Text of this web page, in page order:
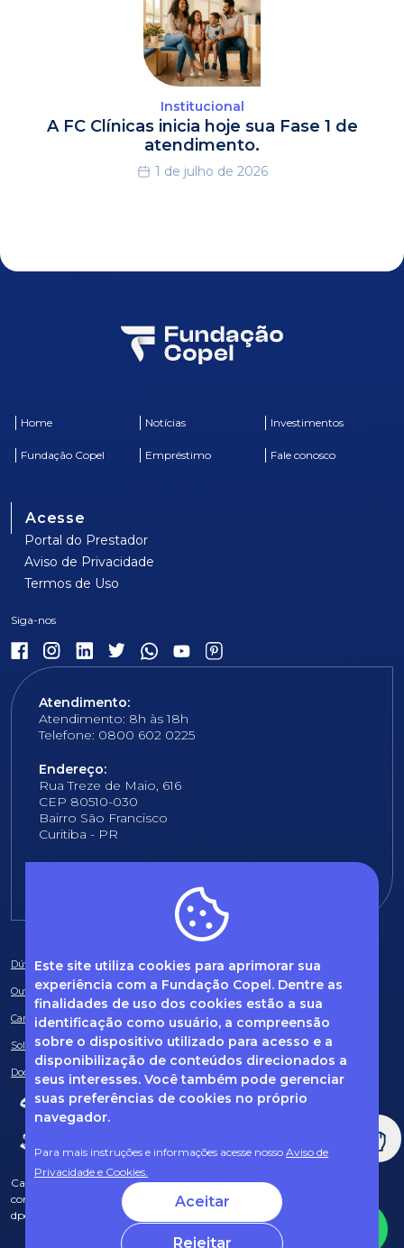
Este site utiliza cookies para aprimorar sua
experiência com a Fundação Copel. Dentre as
finalidades de uso dos cookies estão a sua
identificação como usuário, a compreensão
sobre o dispositivo utilizado para acesso e a
disponibilização de conteúdos direcionados a
seus interesses. Você também pode gerenciar
suas preferências de cookies no próprio
navegador.
Para mais instruções e informações acesse nosso Aviso de
Privacidade e Cookies.
Aceitar
Rejeitar
Institucional
A FC Clínicas inicia hoje sua Fase 1 de
atendimento.
1 de julho de 2026
Home Notícias Investimentos
Fundação Copel Empréstimo Fale conosco
Acesse
Portal do Prestador
Aviso de Privacidade
Termos de Uso
Atendimento:
Atendimento: 8h às 18h
Telefone: 0800 602 0225
Endereço:
Rua Treze de Maio, 616
CEP 80510-030
Bairro São Francisco
Curitiba - PR
Dúvidas frequentes
Ouvidoria
Canal de Denúncias
Solicitação de informações
Documentos obrigatórios
Caso tenha dúvidas sobre Privacidade de Dados e LGPD, entre em
contato com o nosso DPO (encarregado de dados) via e-mail:
dpo@fcopel.org.br